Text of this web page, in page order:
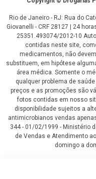
Rio de Janeiro - RJ: Rua do
Giovanelli - CRF 28127 | 24
25351.493074/2012-10
contidas neste site,
medicamentos, não
substituem, em hipótese
área médica. Somente o
qualquer problema de
preços e as promoções são
fotos contidas em nosso
disponibilidade sujeitos a
antimicrobianos vendas
344 - 01/02/1999 - Ministério
de Vendas e Atendimento
domingo a